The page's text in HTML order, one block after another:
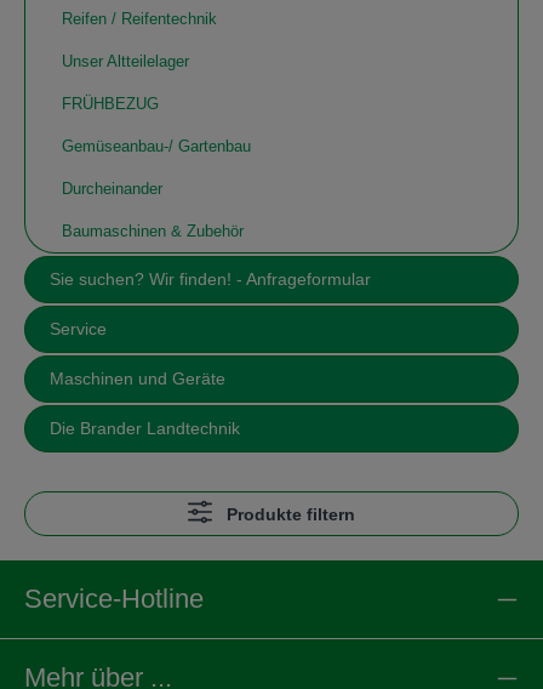
Reifen / Reifentechnik
Unser Altteilelager
FRÜHBEZUG
Gemüseanbau-/ Gartenbau
Durcheinander
Baumaschinen & Zubehör
Sie suchen? Wir finden! - Anfrageformular
Service
Maschinen und Geräte
Die Brander Landtechnik
Produkte filtern
Service-Hotline
Mehr über ...